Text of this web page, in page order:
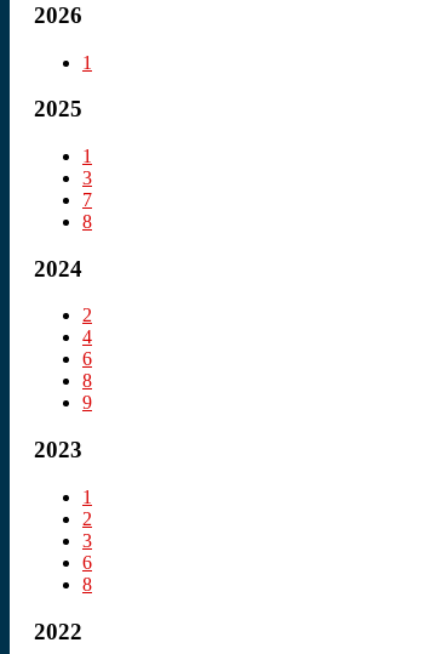
2026
1
2025
1
3
7
8
2024
2
4
6
8
9
2023
1
2
3
6
8
2022